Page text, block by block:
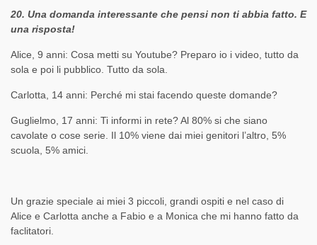
20. Una domanda interessante che pensi non ti abbia fatto. E
una risposta!
Alice, 9 anni: Cosa metti su Youtube? Preparo io i video, tutto da
sola e poi li pubblico. Tutto da sola.
Carlotta, 14 anni: Perché mi stai facendo queste domande?
Guglielmo, 17 anni: Ti informi in rete? Al 80% si che siano
cavolate o cose serie. Il 10% viene dai miei genitori l’altro, 5%
scuola, 5% amici.
Un grazie speciale ai miei 3 piccoli, grandi ospiti e nel caso di
Alice e Carlotta anche a Fabio e a Monica che mi hanno fatto da
faclitatori.